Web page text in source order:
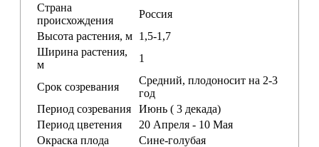
Страна
происхождения
Россия
Высота растения, м 1,5-1,7
Ширина растения,
м
1
Срок созревания
Средний, плодоносит на 2-3
год
Период созревания
Июнь ( 3 декада)
Период цветения
20 Апреля - 10 Мая
Окраска плода
Сине-голубая